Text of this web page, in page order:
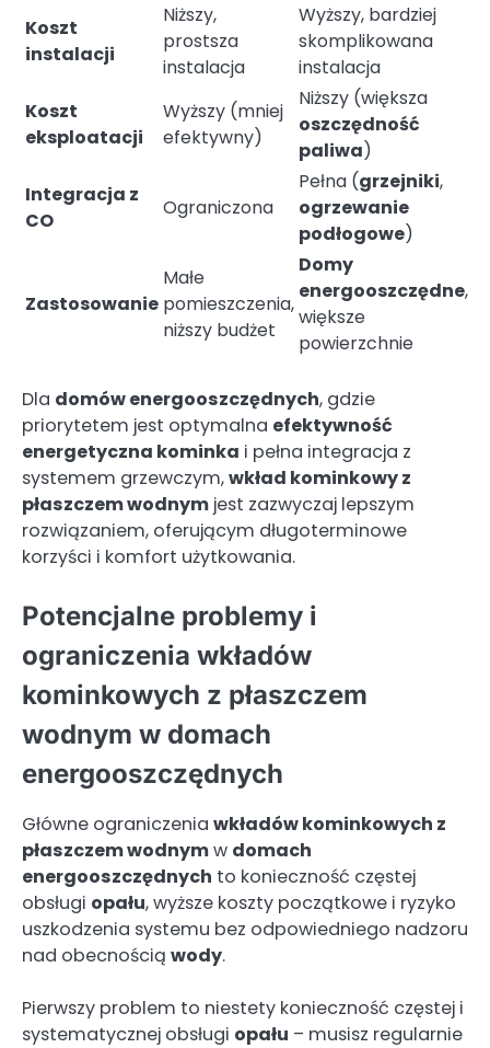
Koszt
instalacji
Niższy,
prostsza
instalacja
Wyższy, bardziej
skomplikowana
instalacja
Koszt
eksploatacji
Wyższy (mniej
efektywny)
Niższy (większa
oszczędność
paliwa)
Integracja z
CO
Ograniczona
Pełna (grzejniki,
ogrzewanie
podłogowe)
Zastosowanie
Małe
pomieszczenia,
niższy budżet
Domy
energooszczędne,
większe
powierzchnie
Dla domów energooszczędnych, gdzie
priorytetem jest optymalna efektywność
energetyczna kominka i pełna integracja z
systemem grzewczym,wkład kominkowy z
płaszczem wodnym jest zazwyczaj lepszym
rozwiązaniem, oferującym długoterminowe
korzyści i komfort użytkowania.
Potencjalne problemy i
ograniczenia wkładów
kominkowych z płaszczem
wodnym w domach
energooszczędnych
Główne ograniczenia wkładów kominkowych z
płaszczem wodnymw domach
energooszczędnych to konieczność częstej
obsługi opału, wyższe koszty początkowe i ryzyko
uszkodzenia systemu bez odpowiedniego nadzoru
nad obecnością wody.
Pierwszy problem to niestety konieczność częstej i
systematycznej obsługi opału – musisz regularnie